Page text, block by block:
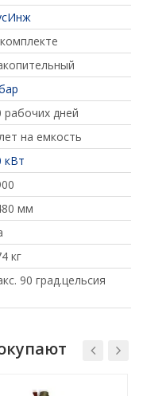
рабочих дней
на емкость
кВт
мм
кг
90 град.цельсия